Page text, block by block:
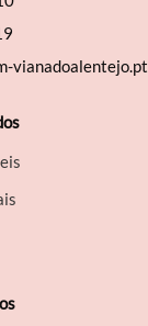
vianadoalentejo.pt